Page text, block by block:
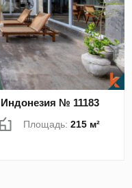
№ 11183
Площадь:215 м²